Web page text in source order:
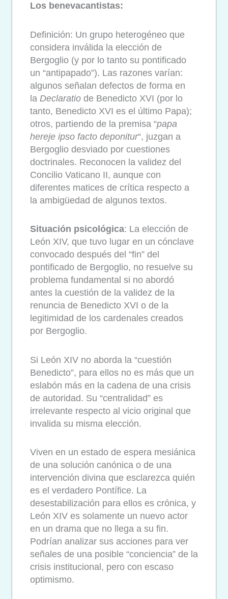
Los benevacantistas:
Definición: Un grupo heterogéneo que
considera inválida la elección de
Bergoglio (y por lo tanto su pontificado
un “antipapado”). Las razones varían:
algunos señalan defectos de forma en
la Declaratio de Benedicto XVI (por lo
tanto, Benedicto XVI es el último Papa);
otros, partiendo de la premisa “papa
hereje ipso facto deponitur“, juzgan a
Bergoglio desviado por cuestiones
doctrinales. Reconocen la validez del
Concilio Vaticano II, aunque con
diferentes matices de crítica respecto a
la ambigüedad de algunos textos.
Situación psicológica: La elección de
León XIV, que tuvo lugar en un cónclave
convocado después del “fin” del
pontificado de Bergoglio, no resuelve su
problema fundamental si no abordó
antes la cuestión de la validez de la
renuncia de Benedicto XVI o de la
legitimidad de los cardenales creados
por Bergoglio.
Si León XIV no aborda la “cuestión
Benedicto”, para ellos no es más que un
eslabón más en la cadena de una crisis
de autoridad. Su “centralidad” es
irrelevante respecto al vicio original que
invalida su misma elección.
Viven en un estado de espera mesiánica
de una solución canónica o de una
intervención divina que esclarezca quién
es el verdadero Pontífice. La
desestabilización para ellos es crónica, y
León XIV es solamente un nuevo actor
en un drama que no llega a su fin.
Podrían analizar sus acciones para ver
señales de una posible “conciencia” de la
crisis institucional, pero con escaso
optimismo.